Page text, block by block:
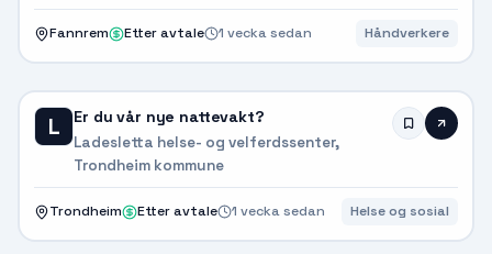
Fannrem Etter avtale 1 vecka sedan Håndverkere
L Er du vår nye nattevakt?
Ladesletta helse- og velferdssenter,
Trondheim kommune
Trondheim Etter avtale 1 vecka sedan Helse og sosial